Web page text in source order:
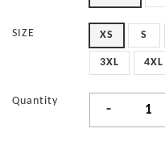
SIZE XS S
3XL 4XL
Quantity
-